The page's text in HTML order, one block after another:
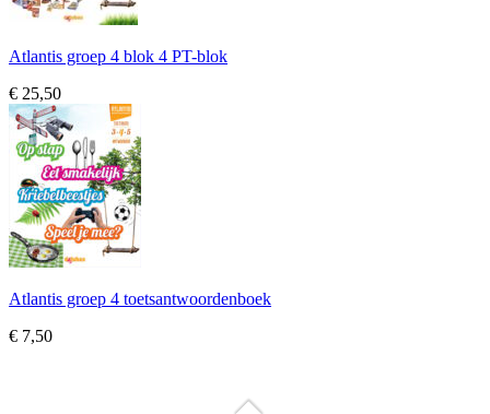
Atlantis groep 4 blok 4 PT-blok
€ 25,50
Atlantis groep 4 toetsantwoordenboek
€ 7,50